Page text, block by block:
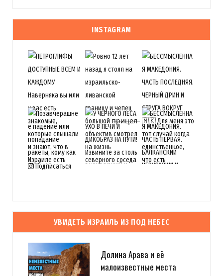
INSTAGRAM
Подписаться
УВИДЕТЬ ИЗРАИЛЬ ИЗ ПОД НЕБЕС
Долина Арава и её
малоизвестные места